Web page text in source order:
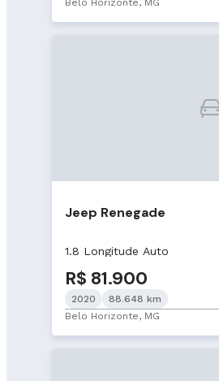
Belo Horizonte, MG
Jeep Renegade
1.8 Longitude Auto
R$ 81.900
2020
88.648 km
Belo Horizonte, MG